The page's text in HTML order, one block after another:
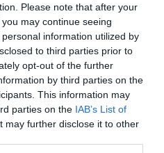
Please note that after your
may continue seeing
information utilized by
to third parties prior to
opt-out of the further
by third parties on the
This information may
parties on the IAB’s List of
may further disclose it to other
Προηγμένα
ελληνικής
Ναυτικό
ανακοινώνει ότι την Πέμπτη
με τη Γενική
&amp; Επενδύσεων